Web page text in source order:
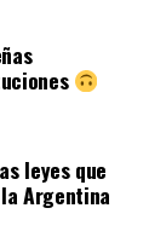
leyes que
Argentina